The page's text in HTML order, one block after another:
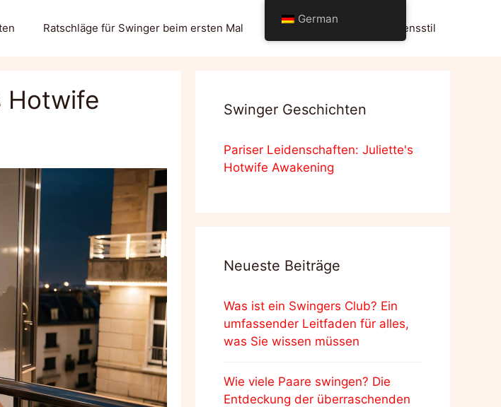
Ratschläge für Swinger beim ersten Mal Swingerclub Der Lebensstil
Hotwife
Swinger Geschichten
Pariser Leidenschaften: Juliette's
Hotwife Awakening
Neueste Beiträge
Was ist ein Swingers Club? Ein
umfassender Leitfaden für alles,
was Sie wissen müssen
Wie viele Paare swingen? Die
Entdeckung der überraschenden
German